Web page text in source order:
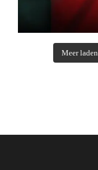
Meer laden